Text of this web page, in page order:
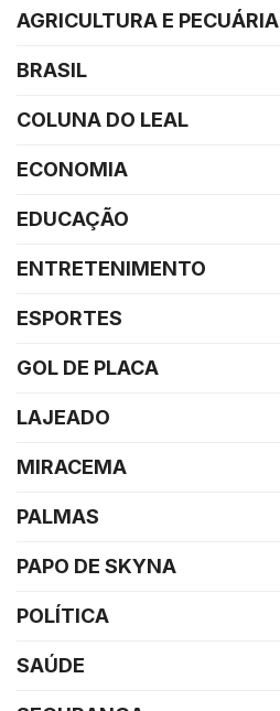
AGRICULTURA E PECUÁRIA
BRASIL
COLUNA DO LEAL
ECONOMIA
EDUCAÇÃO
ENTRETENIMENTO
ESPORTES
GOL DE PLACA
LAJEADO
MIRACEMA
PALMAS
PAPO DE SKYNA
POLÍTICA
SAÚDE